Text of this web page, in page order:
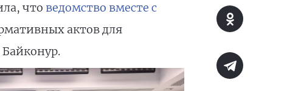
что ведомство вместе с
актов для
Байконур.